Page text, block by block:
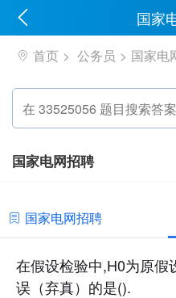
国家
首页 公务员 国家电
国家电网招聘
国家电网招聘
在假设检验中,H0为原假
误（弃真）的是().